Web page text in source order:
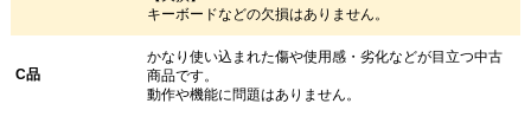
キーボードなどの欠損はありません。
C品
かなり使い込まれた傷や使用感・劣化などが目立つ中古
商品です。
動作や機能に問題はありません。